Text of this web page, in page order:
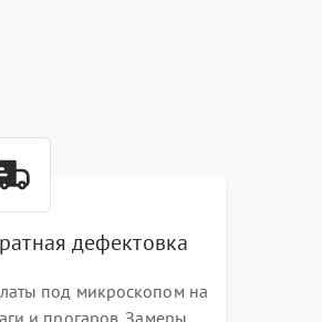
Подробнее →
дефектовка
под микроскопом на
и прогаров. Замеры